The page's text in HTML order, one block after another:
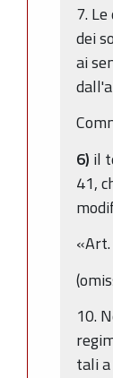
7.
dei
ai
6) il
41,
10.
tali